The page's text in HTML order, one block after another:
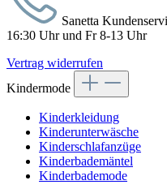
Sanetta
16:30 Uhr und Fr 8-13 Uhr
Vertrag widerrufen
Kindermode
Kinderkleidung
Kinderunterwäsche
Kinderschlafanzüge
Kinderbademäntel
Kinderbademode